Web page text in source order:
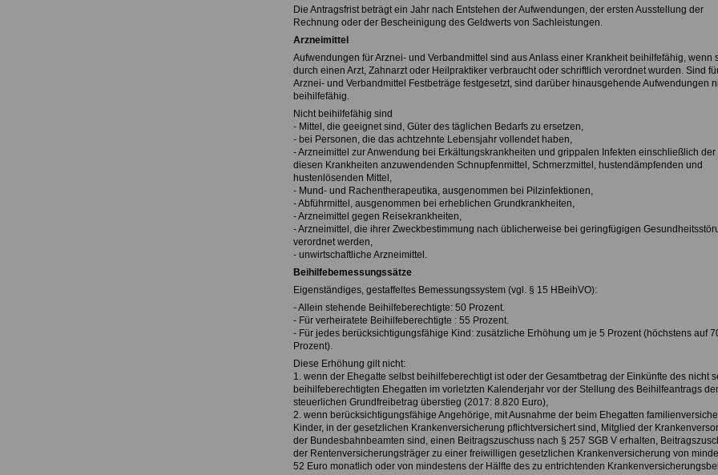
Die Antragsfrist beträgt ein Jahr nach Entstehen der Aufwendungen, der ersten Ausstellung der
Rechnung oder der Bescheinigung des Geldwerts von Sachleistungen.
Arzneimittel
Aufwendungen für Arznei- und Verbandmittel sind aus Anlass einer Krankheit beihilfefähig, wenn
durch einen Arzt, Zahnarzt oder Heilpraktiker verbraucht oder schriftlich verordnet wurden. Sind
Arznei- und Verbandmittel Festbeträge festgesetzt, sind darüber hinausgehende Aufwendungen
beihilfefähig.
Nicht beihilfefähig sind
- Mittel, die geeignet sind, Güter des täglichen Bedarfs zu ersetzen,
- bei Personen, die das achtzehnte Lebensjahr vollendet haben,
- Arzneimittel zur Anwendung bei Erkältungskrankheiten und grippalen Infekten einschließlich der
diesen Krankheiten anzuwendenden Schnupfenmittel, Schmerzmittel, hustendämpfenden und
hustenlösenden Mittel,
- Mund- und Rachentherapeutika, ausgenommen bei Pilzinfektionen,
- Abführmittel, ausgenommen bei erheblichen Grundkrankheiten,
- Arzneimittel gegen Reisekrankheiten,
- Arzneimittel, die ihrer Zweckbestimmung nach üblicherweise bei geringfügigen
verordnet werden,
- unwirtschaftliche Arzneimittel.
Beihilfebemessungssätze
Eigenständiges, gestaffeltes Bemessungssystem (vgl. § 15 HBeihVO):
- Allein stehende Beihilfeberechtigte: 50 Prozent.
- Für verheiratete Beihilfeberechtigte : 55 Prozent.
- Für jedes berücksichtigungsfähige Kind: zusätzliche Erhöhung um je 5 Prozent (höchstens auf
Prozent).
Diese Erhöhung gilt nicht:
1. wenn der Ehegatte selbst beihilfeberechtigt ist oder der Gesamtbetrag der Einkünfte des nicht
beihilfeberechtigten Ehegatten im vorletzten Kalenderjahr vor der Stellung des Beihilfeantrags
steuerlichen Grundfreibetrag überstieg (2017: 8.820 Euro),
2. wenn berücksichtigungsfähige Angehörige, mit Ausnahme der beim Ehegatten
Kinder, in der gesetzlichen Krankenversicherung pflichtversichert sind, Mitglied der
der Bundesbahnbeamten sind, einen Beitragszuschuss nach § 257 SGB V erhalten,
der Rentenversicherungsträger zu einer freiwilligen gesetzlichen Krankenversicherung von
52 Euro monatlich oder von mindestens der Hälfte des zu entrichtenden